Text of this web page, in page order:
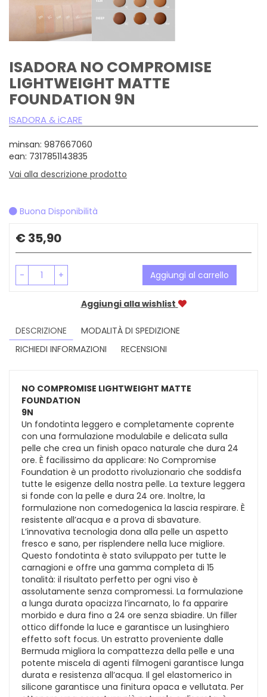
ISADORA NO COMPROMISE
LIGHTWEIGHT MATTE
FOUNDATION 9N
ISADORA & iCARE
minsan: 987667060
ean: 7317851143835
Vai alla descrizione prodotto
Buona Disponibilità
Prezzo
€ 35,90
- + Aggiungi al carrello
Aggiungi alla wishlist
DESCRIZIONE
MODALITÀ DI SPEDIZIONE
RICHIEDI INFORMAZIONI
RECENSIONI
NO COMPROMISE LIGHTWEIGHT MATTE
FOUNDATION
9N
Un fondotinta leggero e completamente coprente
con una formulazione modulabile e delicata sulla
pelle che crea un finish opaco naturale che dura 24
ore. È facilissimo da applicare: No Compromise
Foundation è un prodotto rivoluzionario che soddisfa
tutte le esigenze della nostra pelle. La texture leggera
si fonde con la pelle e dura 24 ore. Inoltre, la
formulazione non comedogenica la lascia respirare. È
resistente all’acqua e a prova di sbavature.
L’innovativa tecnologia dona alla pelle un aspetto
fresco e sano, per risplendere nella luce migliore.
Questo fondotinta è stato sviluppato per tutte le
carnagioni e offre una gamma completa di 15
tonalità: il risultato perfetto per ogni viso è
assolutamente senza compromessi. La formulazione
a lunga durata opacizza l’incarnato, lo fa apparire
morbido e dura fino a 24 ore senza sbiadire. Un filler
ottico diffonde la luce e garantisce un lusinghiero
effetto soft focus. Un estratto proveniente dalle
Bermuda migliora la compattezza della pelle e una
potente miscela di agenti filmogeni garantisce lunga
durata e resistenza all’acqua. Il gel elastomerico in
silicone garantisce una finitura opaca e vellutata. Per